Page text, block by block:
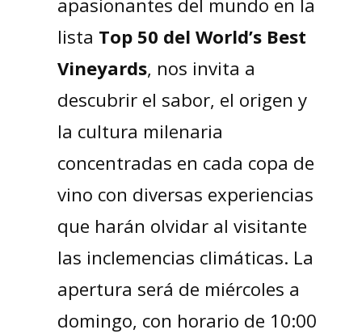
apasionantes del mundo en la
lista Top 50 del World’s Best
Vineyards, nos invita a
descubrir el sabor, el origen y
la cultura milenaria
concentradas en cada copa de
vino con diversas experiencias
que harán olvidar al visitante
las inclemencias climáticas. La
apertura será de miércoles a
domingo, con horario de 10:00